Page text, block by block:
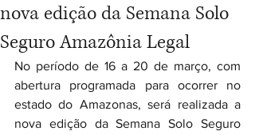
nova edição da Semana Solo
Seguro Amazônia Legal
No período de 16 a 20 de março, com
abertura programada para ocorrer no
estado do Amazonas, será realizada a
nova edição da Semana Solo Seguro